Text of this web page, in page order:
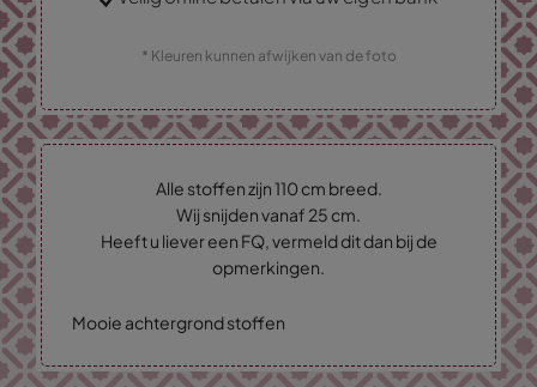
* Kleuren kunnen afwijken van de foto
Alle stoffen zijn 110 cm breed.
Wij snijden vanaf 25 cm.
Heeft u liever een FQ, vermeld dit dan bij de
opmerkingen.
Mooie achtergrond stoffen